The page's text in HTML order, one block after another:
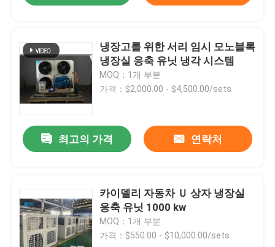
냉장고를 위한 서리 임시 모노블록
냉장실 응축 유닛 냉각 시스템
MOQ：1개 부분
가격：$2,000.00 - $4,500.00/sets
최고의 가격 연락처
카이델리 자동차 Ｕ 상자 냉장실
응축 유닛 1000 kw
MOQ：1개 부분
가격：$550.00 - $10,000.00/sets